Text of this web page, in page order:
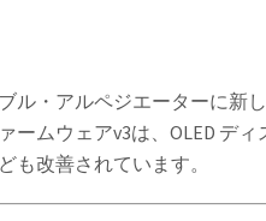
ル・アルペジエーターに新
ムウェアv3は、OLED デ
も改善されています。